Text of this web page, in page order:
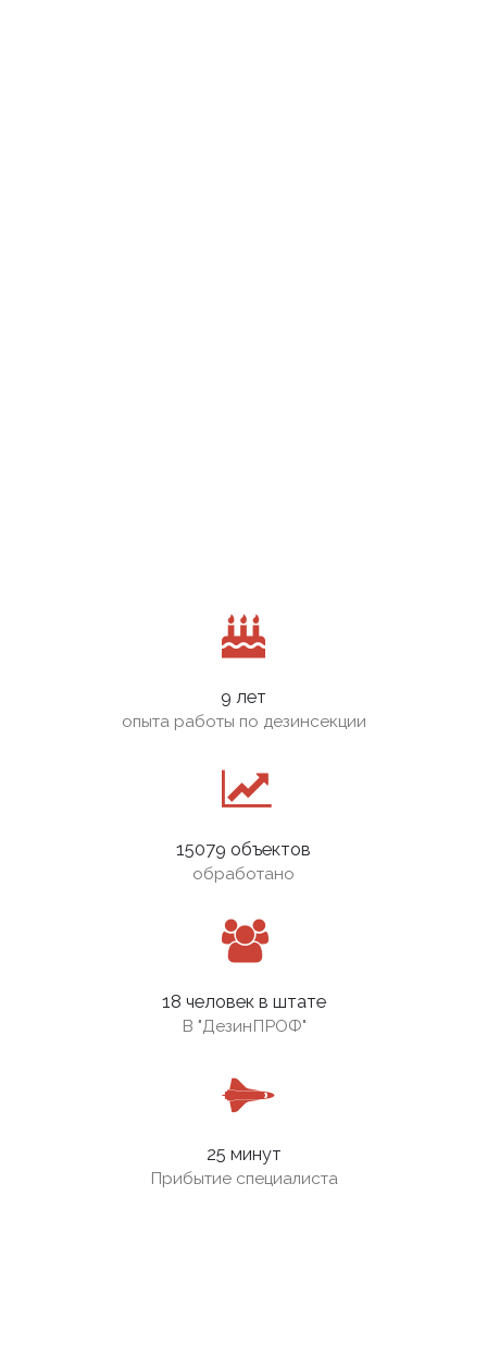
9 лет
опыта работы по дезинсекции
15079 объектов
обработано
18 человек в штате
В "ДезинПРОФ"
25 минут
Прибытие специалиста